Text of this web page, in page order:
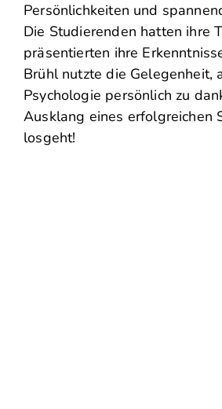
Persönlichkeiten und
Die Studierenden hatten ihre
präsentierten ihre
Brühl nutzte die Gelegenheit,
Psychologie persönlich zu
Ausklang eines erfolgreichen
losgeht!